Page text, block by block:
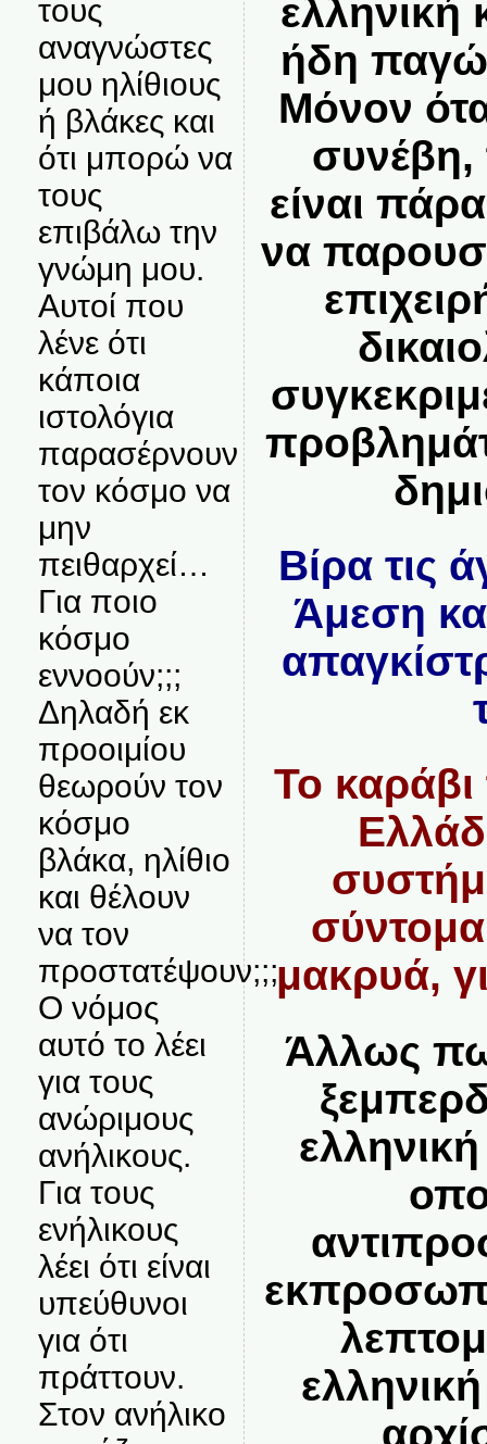
τους
αναγνώστες
μου ηλίθιους
ή βλάκες και
ότι μπορώ να
τους
επιβάλω την
γνώμη μου.
Αυτοί που
λένε ότι
κάποια
ιστολόγια
παρασέρνουν
τον κόσμο να
μην
πειθαρχεί…
Για ποιο
κόσμο
εννοούν;;;
Δηλαδή εκ
προοιμίου
θεωρούν τον
κόσμο
βλάκα, ηλίθιο
και θέλουν
να τον
προστατέψουν;;;
Ο νόμος
αυτό το λέει
για τους
ανώριμους
ανήλικους.
Για τους
ενήλικους
λέει ότι είναι
υπεύθυνοι
για ότι
πράττουν.
Στον ανήλικο
ελληνική
ήδη
Μόνον
συνέβη,
είναι
να
Βίρα τις
Άμεση
Το
μακρυά,
Άλλως